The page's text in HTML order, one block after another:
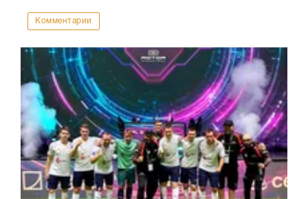
Комментарии